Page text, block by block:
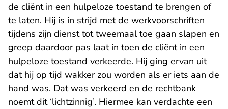
de cliënt in een hulpeloze toestand te brengen of
te laten. Hij is in strijd met de werkvoorschriften
tijdens zijn dienst tot tweemaal toe gaan slapen en
greep daardoor pas laat in toen de cliënt in een
hulpeloze toestand verkeerde. Hij ging ervan uit
dat hij op tijd wakker zou worden als er iets aan de
hand was. Dat was verkeerd en de rechtbank
noemt dit ‘lichtzinnig’. Hiermee kan verdachte een